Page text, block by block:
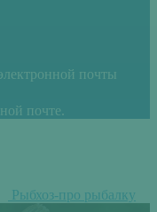
почты
почте.
Рыбхоз-про рыбалку